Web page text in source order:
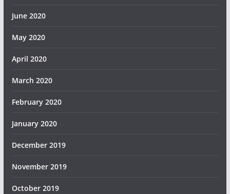
June 2020
May 2020
April 2020
March 2020
February 2020
January 2020
December 2019
November 2019
October 2019